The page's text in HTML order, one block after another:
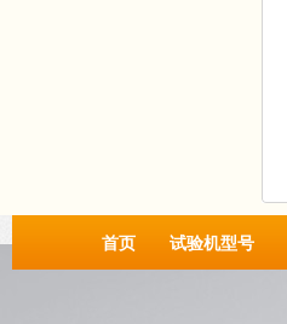
首页 试验机型号